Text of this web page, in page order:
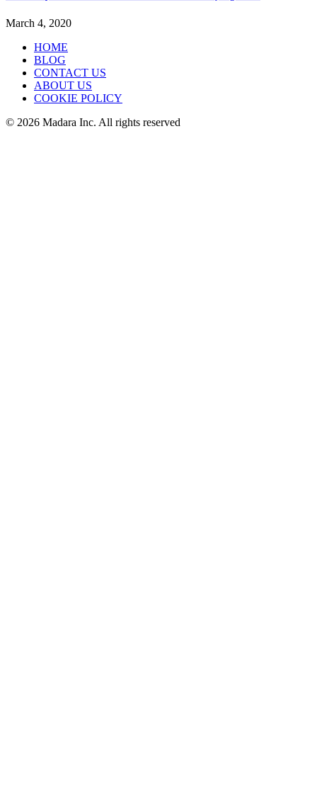
March 4, 2020
HOME
BLOG
CONTACT US
ABOUT US
COOKIE POLICY
© 2026 Madara Inc. All rights reserved